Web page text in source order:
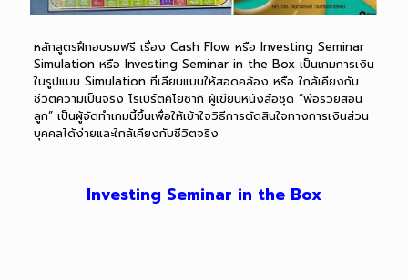
หลักสูตรฝึกอบรมฟรี เรื่อง Cash Flow หรือ Investing Seminar
Simulation หรือ Investing Seminar in the Box เป็นเกมการเงิน
ในรูปแบบ Simulation ที่เลียนแบบให้สอดคล้อง หรือ ใกล้เคียงกับ
ชีวิตความเป็นจริง โรเบิร์ตคิโยซากิ ผู้เขียนหนังสือชุด “พ่อรวยสอน
ลูก” เป็นผู้จัดทำเกมนี้ขึ้นเพื่อให้เข้าใจวิธีการตัดสินใจทางการเงินส่วน
บุคคลได้ง่ายและใกล้เคียงกับชีวิตจริง
Investing Seminar in the Box